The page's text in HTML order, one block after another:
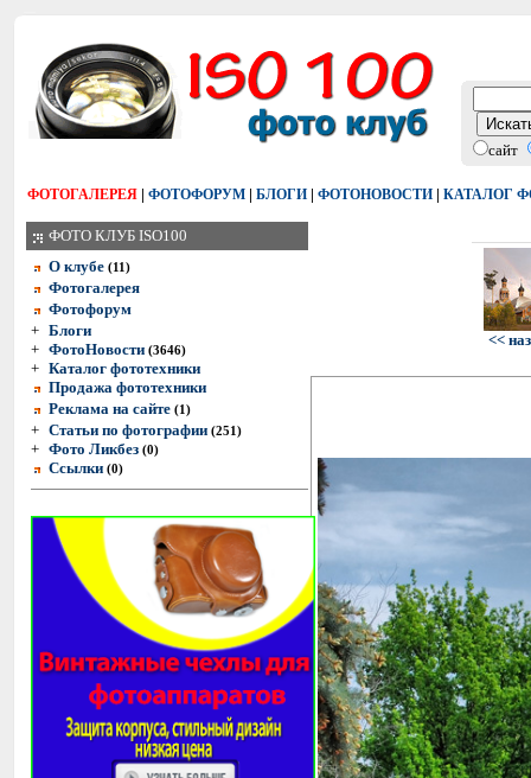
сайт
ФОТОГАЛЕРЕЯ | ФОТОФОРУМ | БЛОГИ | ФОТОНОВОСТИ | КАТАЛОГ
ФОТО КЛУБ ISO100
О клубе (11)
Фотогалерея
Фотофорум
+ Блоги
+ ФотоНовости (3646)
+ Каталог фототехники
Продажа фототехники
Реклама на сайте (1)
+ Статьи по фотографии (251)
+ Фото Ликбез (0)
Ссылки (0)
<<